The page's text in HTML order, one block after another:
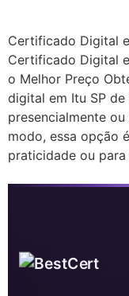
Certificado Digital
Certificado Digital
o Melhor Preço
digital em Itu SP
presencialmente
modo, essa opção
praticidade ou